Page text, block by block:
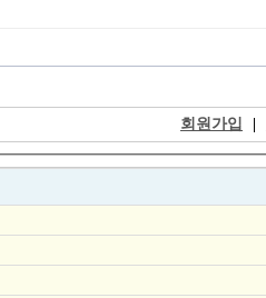
회원가입 |